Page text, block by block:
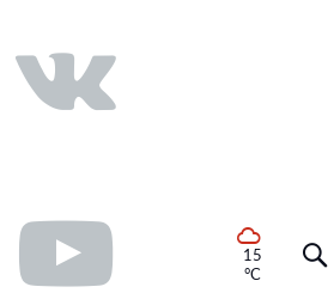
15
°C